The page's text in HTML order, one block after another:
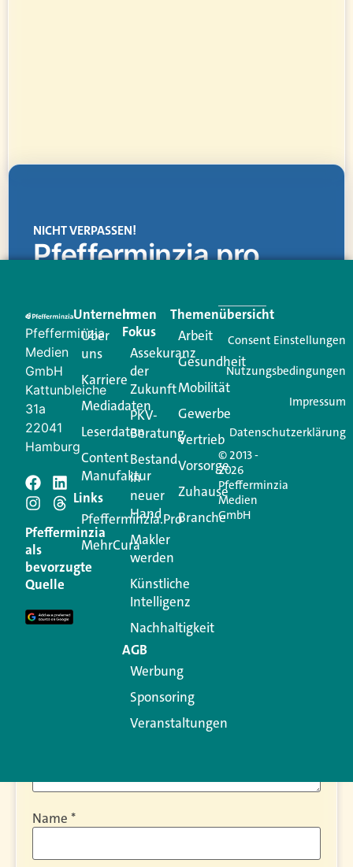
NICHT VERPASSEN!
Pfefferminzia.pro
Creator für Ihre Kundenkommunikation. Alles, was
Ihren Vertriebsalltag leichter macht. Mit nur einem
Login.
Jetzt anmelden
Schreiben Sie einen
Kommentar
Ihre E-Mail-Adresse wird nicht veröffentlicht.
Erforderliche Felder sind mit
Kommentar
Name *
Pfefferminzia
Medien
GmbH
Kattunbleiche
31a
22041
Hamburg
Pfefferminzia
als
bevorzugte
Quelle
Unternehmen
Über
uns
Karriere
Mediadaten
Leserdaten
Content
Manufaktur
Links
Pfefferminzia.Pro
MehrCura
Im
Fokus
Assekuranz
der
Zukunft
PKV-
Beratung
Bestand
in
neuer
Hand
Makler
werden
Künstliche
Intelligenz
Nachhaltigkeit
AGB
Werbung
Sponsoring
Veranstaltungen
Themenübersicht
Arbeit
Gesundheit
Mobilität
Gewerbe
Vertrieb
Vorsorge
Zuhause
Branche
© 2013 -
2026
Pfefferminzia
Medien
GmbH
Consent Einstellungen
Nutzungsbedingungen
Impressum
Datenschutzerklärung